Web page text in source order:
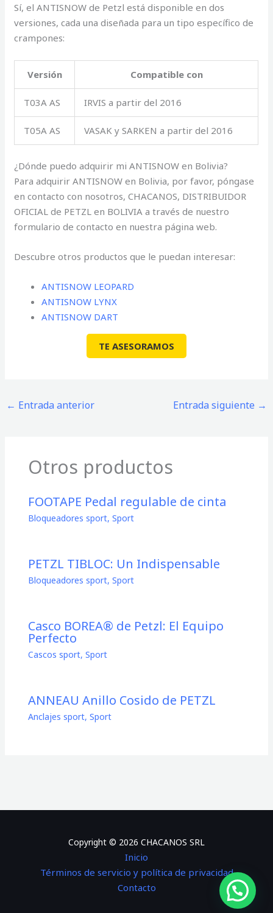
Sí, el ANTISNOW de Petzl está disponible en dos
versiones, cada una diseñada para un tipo específico de
crampones:
Versión Compatible con
T03A AS IRVIS a partir del 2016
T05A AS VASAK y SARKEN a partir del 2016
¿Dónde puedo adquirir mi ANTISNOW en Bolivia?
Para adquirir ANTISNOW en Bolivia, por favor, póngase
en contacto con nosotros, CHACANOS, DISTRIBUIDOR
OFICIAL de PETZL en BOLIVIA a través de nuestro
formulario de contacto en nuestra página web.
Descubre otros productos que le puedan interesar:
ANTISNOW LEOPARD
ANTISNOW LYNX
ANTISNOW DART
TE ASESORAMOS
← Entrada anterior Entrada siguiente →
Otros productos
FOOTAPE Pedal regulable de cinta
Bloqueadores sport, Sport
PETZL TIBLOC: Un Indispensable
Bloqueadores sport, Sport
Casco BOREA® de Petzl: El Equipo
Perfecto
Cascos sport, Sport
ANNEAU Anillo Cosido de PETZL
Anclajes sport, Sport
Copyright © 2026 CHACANOS SRL
Inicio
Términos de servicio y política de privacidad
Contacto